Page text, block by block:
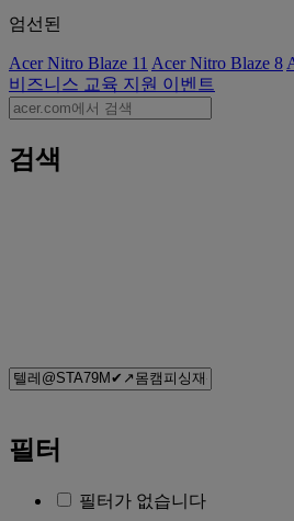
엄선된
Acer Nitro Blaze 11 Acer Nitro Blaze 8
비즈니스 교육 지원 이벤트
검색
필터
필터가 없습니다